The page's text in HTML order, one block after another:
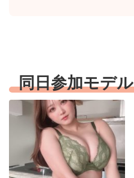
同日参加モデル